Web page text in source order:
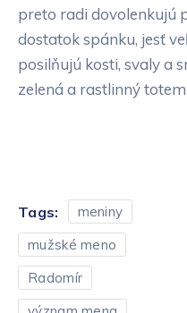
preto radi dovolenkujú
dostatok spánku, jesť
posilňujú kosti, svaly a
zelená a rastlinný
Tags:
meniny
mužské meno
Radomír